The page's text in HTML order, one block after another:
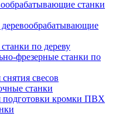
станки
по дереву
фрезерные станки по
свесов
станки
подготовки кромки ПВХ